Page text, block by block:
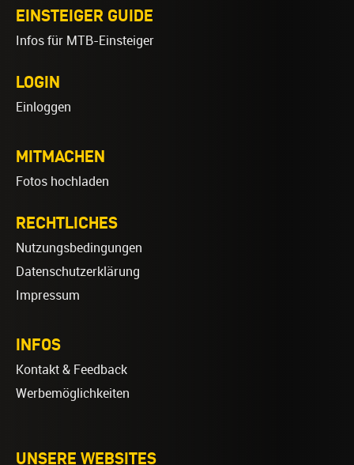
EINSTEIGER GUIDE
Infos für MTB-Einsteiger
LOGIN
Einloggen
MITMACHEN
Fotos hochladen
RECHTLICHES
Nutzungsbedingungen
Datenschutzerklärung
Impressum
INFOS
Kontakt & Feedback
Werbemöglichkeiten
UNSERE WEBSITES